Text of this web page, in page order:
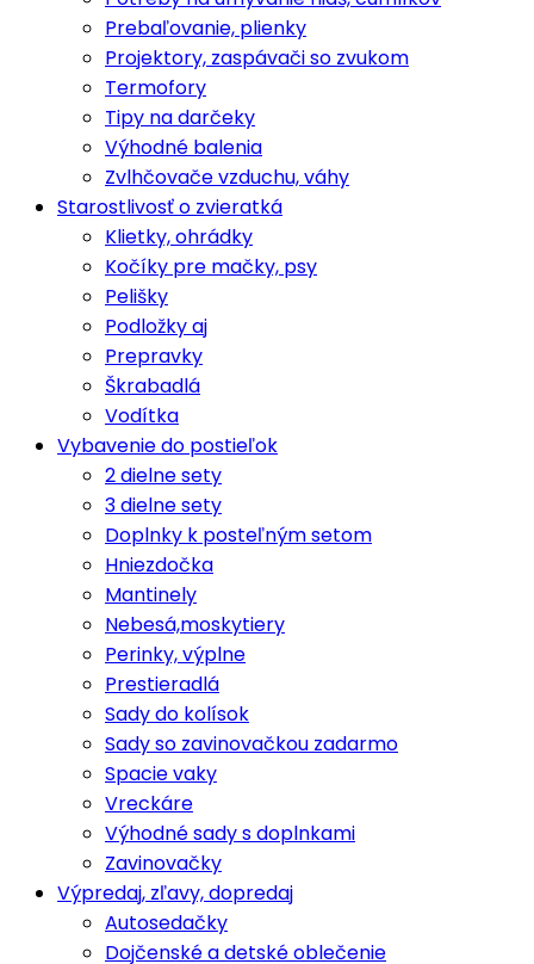
Prebaľovanie, plienky
Projektory, zaspávači so zvukom
Termofory
Tipy na darčeky
Výhodné balenia
Zvlhčovače vzduchu, váhy
Starostlivosť o zvieratká
Klietky, ohrádky
Kočíky pre mačky, psy
Pelišky
Podložky aj
Prepravky
Škrabadlá
Vodítka
Vybavenie do postieľok
2 dielne sety
3 dielne sety
Doplnky k posteľným setom
Hniezdočka
Mantinely
Nebesá,moskytiery
Perinky, výplne
Prestieradlá
Sady do kolísok
Sady so zavinovačkou zadarmo
Spacie vaky
Vreckáre
Výhodné sady s doplnkami
Zavinovačky
Výpredaj, zľavy, dopredaj
Autosedačky
Dojčenské a detské oblečenie